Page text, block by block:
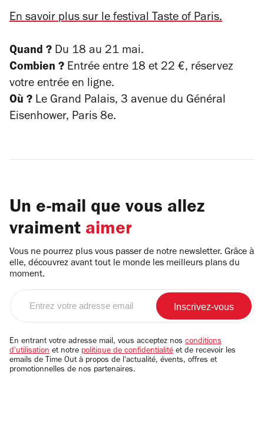
En savoir plus sur le festival Taste of Paris.
Quand ? Du 18 au 21 mai.
Combien ? Entrée entre 18 et 22 €, réservez
votre entrée en ligne.
Où ? Le Grand Palais, 3 avenue du Général
Eisenhower, Paris 8e.
Un e-mail que vous allez
vraiment aimer
Vous ne pourrez plus vous passer de notre newsletter. Grâce à
elle, découvrez avant tout le monde les meilleurs plans du
moment.
email
En entrant votre adresse mail, vous acceptez nos conditions
d'utilisation et notre politique de confidentialité et de recevoir les
emails de Time Out à propos de l'actualité, évents, offres et
promotionnelles de nos partenaires.